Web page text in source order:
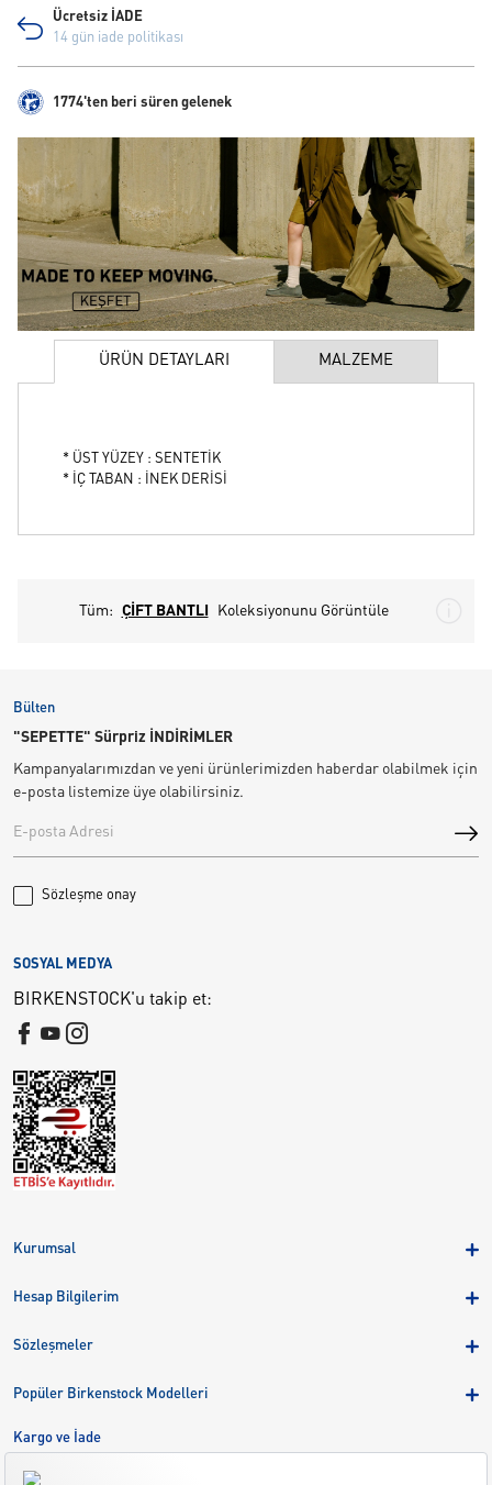
Ücretsiz İADE
14 gün iade politikası
1774'ten beri süren gelenek
ÜRÜN DETAYLARI MALZEME
* ÜST YÜZEY : SENTETİK
* İÇ TABAN : İNEK DERİSİ
Tüm: ÇİFT BANTLI Koleksiyonunu Görüntüle
Bülten
"SEPETTE" Sürpriz İNDİRİMLER
Kampanyalarımızdan ve yeni ürünlerimizden haberdar olabilmek için
e-posta listemize üye olabilirsiniz.
Sözleşme onay
Kurumsal
Birkenstock Group
Kariyer
Hesap Bilgilerim
Sipariş Takibi
Sözleşmeler
Kargo ve İade
Çerez Tercihlerini Yönetin
Popüler Birkenstock Modelleri
Kargo ve İade
Bize Ulaşın
SOSYAL MEDYA
BIRKENSTOCK'u takip et: